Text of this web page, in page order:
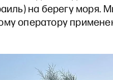
на берегу моря.
оператору